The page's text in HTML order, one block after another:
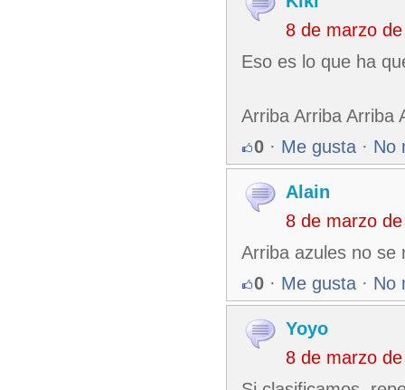
8 de marzo
Eso es lo que ha
Arriba Arriba Arriba
0 · Me gusta · No
Alain
8 de marzo
Arriba azules no se
0 · Me gusta · No
Yoyo
8 de marzo